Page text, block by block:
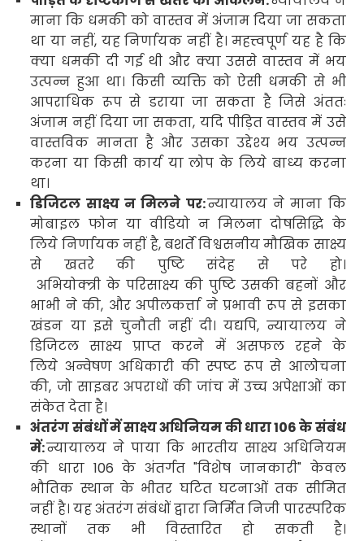
माना कि धमकी को वास्तव में अंजाम दिया जा सकता
था या नहीं, यह निर्णायक नहीं है। महत्त्वपूर्ण यह है कि
क्या धमकी दी गई थी और क्या उससे वास्तव में भय
उत्पन्न हुआ था। किसी व्यक्ति को ऐसी धमकी से भी
आपराधिक रूप से डराया जा सकता है जिसे अंततः
अंजाम नहीं दिया जा सकता, यदि पीड़ित वास्तव में उसे
वास्तविक मानता है और उसका उद्देश्य भय उत्पन्न
करना या किसी कार्य या लोप के लिये बाध्य करना
था।
डिजिटल साक्ष्य न मिलने पर:न्यायालय ने माना कि
मोबाइल फोन या वीडियो न मिलना दोषसिद्धि के
लिये निर्णायक नहीं है,बशर्ते विश्वसनीय मौखिक साक्ष्य
से खतरे की पुष्टि संदेह से परे हो।
अभियोक्‍त्री के परिसाक्ष्य की पुष्टि उसकी बहनों और
भाभी ने की, और अपीलकर्त्ता ने प्रभावी रूप से इसका
खंडन या इसे चुनौती नहीं दी।यद्यपि,न्यायालय ने
डिजिटल साक्ष्य प्राप्त करने में असफल रहने के
लिये अन्वेषण अधिकारी की स्पष्ट रूप से आलोचना
की, जो साइबर अपराधों की जांच में उच्च अपेक्षाओं का
संकेत देता है।
अंतरंग संबंधों में साक्ष्य अधिनियम की धारा106के संबंध
में:न्यायालय ने पाया कि भारतीय साक्ष्य अधिनियम
की धारा 106के अंतर्गत "विशेष जानकारी" केवल
भौतिक स्थान के भीतर घटित घटनाओं तक सीमित
नहीं है। यह अंतरंग संबंधों द्वारा निर्मित निजी पारस्परिक
स्थानों तक भी विस्तारित हो सकती है।